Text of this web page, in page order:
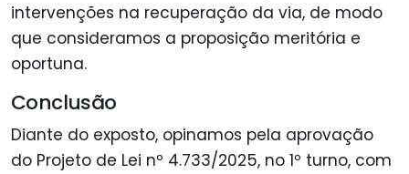
intervenções na recuperação da via, de modo
que consideramos a proposição meritória e
oportuna.
Conclusão
Diante do exposto, opinamos pela aprovação
do Projeto de Lei nº 4.733/2025, no 1º turno, com